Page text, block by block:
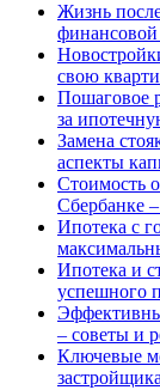
Жизнь
свою
Пошаговое
за
Замена
аспекты
Стоимость
Сбербанке
Ипотека с
Ипотека и
успешного
– советы и
Ключевые